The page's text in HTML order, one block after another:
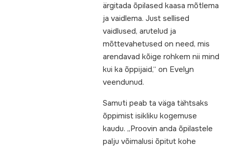
ärgitada õpilased kaasa mõtlema
ja vaidlema. Just sellised
vaidlused, arutelud ja
mõttevahetused on need, mis
arendavad kõige rohkem nii mind
kui ka õppijaid,“ on Evelyn
veendunud.
Samuti peab ta väga tähtsaks
õppimist isikliku kogemuse
kaudu. „Proovin anda õpilastele
palju võimalusi õpitut kohe